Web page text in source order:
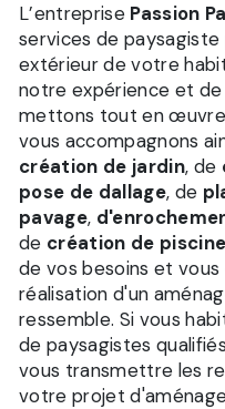
L’entreprise Passion
services de
extérieur de votre
notre expérience et
mettons tout en œuvre
vous accompagnons
création de jardin, de
pose de dallage, de
pavage,
de création de
de vos besoins et vous
réalisation d'un
ressemble. Si vous
de paysagistes
vous transmettre les
votre projet